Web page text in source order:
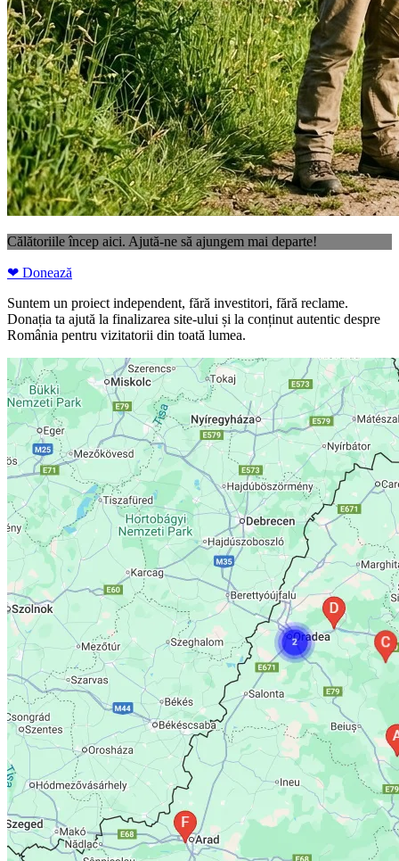
Călătoriile încep aici. Ajută-ne să ajungem mai departe!
❤ Donează
Suntem un proiect independent, fără investitori, fără reclame.
Donația ta ajută la finalizarea site-ului și la conținut autentic despre
România pentru vizitatorii din toată lumea.